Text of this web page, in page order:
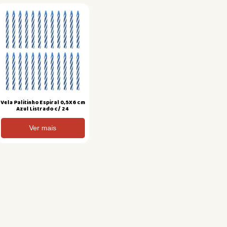
Vela Palitinho Espiral 0,5X6 cm
Azul Listrado c/ 24
Ver mais